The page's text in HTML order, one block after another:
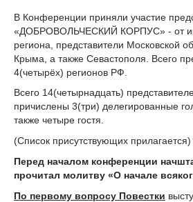
В Конференции приняли участие
«ДОБРОВОЛЬЧЕСКИЙ КОРПУС» - от
региона, представители Московской
Крыма, а также Севастополя. Всего
4(четырёх) регионов РФ.
Всего 14(четырнадцать)
причислены 3(три) делегированные
также четыре гостя.
(Список присутствующих прилагается)
Перед началом конференции
прочитал молитву «О начале
По первому вопросу Повестки